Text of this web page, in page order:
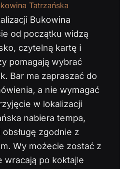
Tatrzańska
Bukowina
od początku widzą
czytelną kartę i
pomagają wybrać
Bar ma zapraszać do
a nie wymagać
w lokalizacji
nabiera tempa,
zgodnie z
Wy możecie zostać z
wracają po koktajle